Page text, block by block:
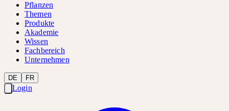
Pflanzen
Themen
Produkte
Akademie
Wissen
Fachbereich
Unternehmen
DE FR
Login